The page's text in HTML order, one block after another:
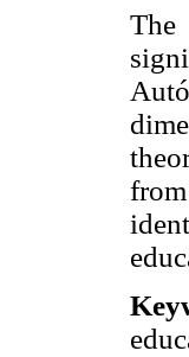
The